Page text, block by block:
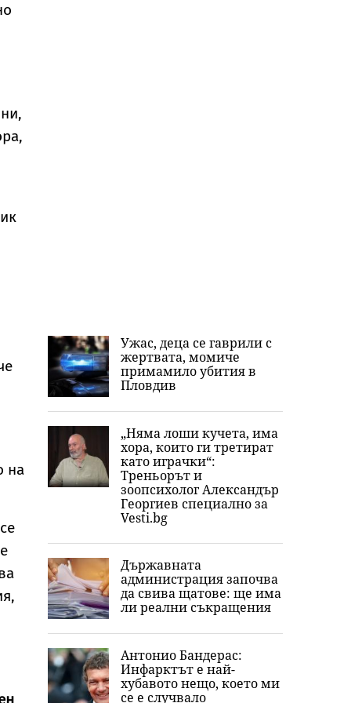
на
Ужас, деца се гаврили с
жертвата, момиче
примамило убития в
Пловдив
„Няма лоши кучета, има
хора, които ги третират
като играчки“:
Треньорът и
зоопсихолог Александър
Георгиев специално за
Vesti.bg
Държавната
администрация започва
да свива щатове: ще има
ли реални съкращения
Антонио Бандерас:
Инфарктът е най-
хубавото нещо, което ми
се е случвало